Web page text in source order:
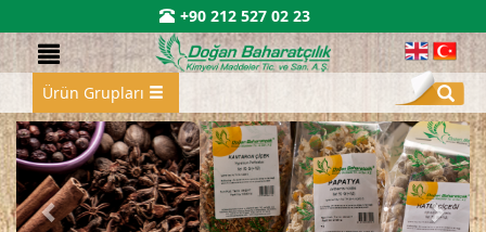
+90 212 527 02 23
Ürün Grupları